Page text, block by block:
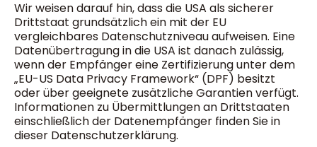
Wir weisen darauf hin, dass die USA als sicherer
Drittstaat grundsätzlich ein mit der EU
vergleichbares Datenschutzniveau aufweisen. Eine
Datenübertragung in die USA ist danach zulässig,
wenn der Empfänger eine Zertifizierung unter dem
„EU-US Data Privacy Framework“ (DPF) besitzt
oder über geeignete zusätzliche Garantien verfügt.
Informationen zu Übermittlungen an Drittstaaten
einschließlich der Datenempfänger finden Sie in
dieser Datenschutzerklärung.